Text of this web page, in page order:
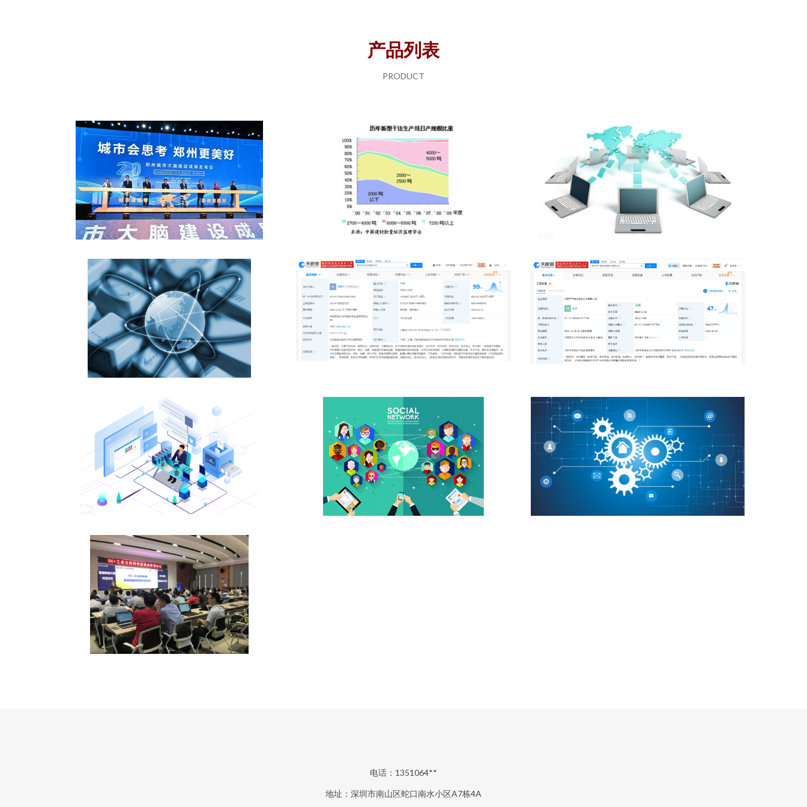
产品列表
PRODUCT
电话：1351064**
地址：深圳市南山区蛇口南水小区A7栋4A